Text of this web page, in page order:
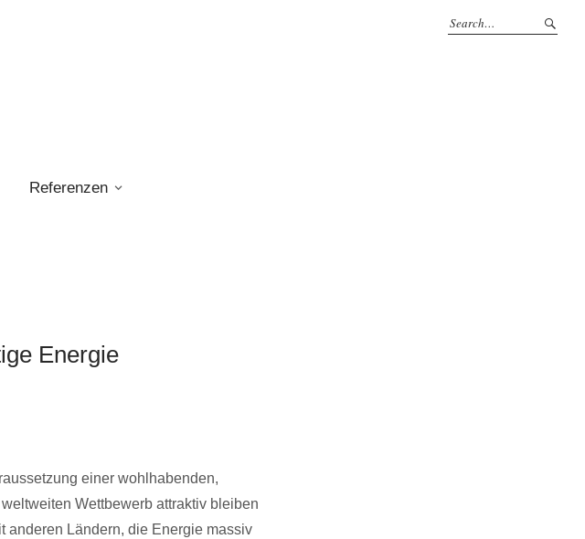
Referenzen
Energie
einer wohlhabenden,
Wettbewerb attraktiv bleiben
anderen Ländern, die Energie massiv